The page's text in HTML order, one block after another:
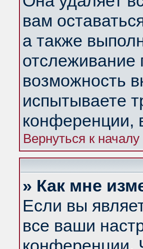
вам
а также
отслеживание
возможность
испытываете
конференции,
Вернуться к началу
» Как мне
Если вы
все ваши